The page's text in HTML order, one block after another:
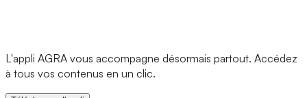
L'appli AGRA vous accompagne désormais partout. Accédez
à tous vos contenus en un clic.